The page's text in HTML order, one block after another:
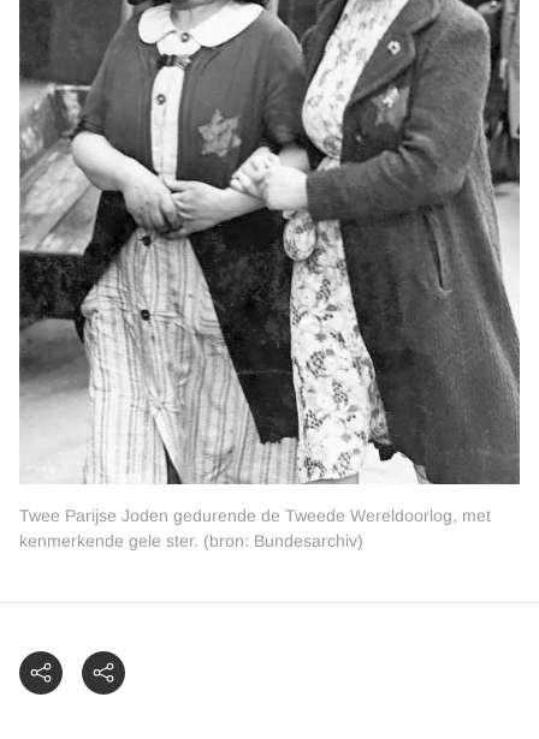
Twee Parijse Joden gedurende de Tweede Wereldoorlog, met
kenmerkende gele ster. (bron: Bundesarchiv)